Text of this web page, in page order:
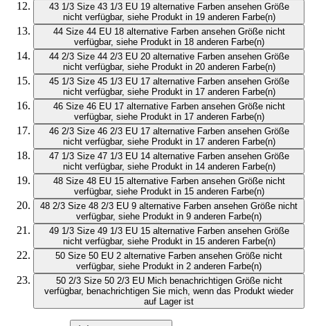
43 1/3 Size 43 1/3 EU 19 alternative Farben ansehen Größe
nicht verfügbar, siehe Produkt in 19 anderen Farbe(n)
44 Size 44 EU 18 alternative Farben ansehen Größe nicht
verfügbar, siehe Produkt in 18 anderen Farbe(n)
44 2/3 Size 44 2/3 EU 20 alternative Farben ansehen Größe
nicht verfügbar, siehe Produkt in 20 anderen Farbe(n)
45 1/3 Size 45 1/3 EU 17 alternative Farben ansehen Größe
nicht verfügbar, siehe Produkt in 17 anderen Farbe(n)
46 Size 46 EU 17 alternative Farben ansehen Größe nicht
verfügbar, siehe Produkt in 17 anderen Farbe(n)
46 2/3 Size 46 2/3 EU 17 alternative Farben ansehen Größe
nicht verfügbar, siehe Produkt in 17 anderen Farbe(n)
47 1/3 Size 47 1/3 EU 14 alternative Farben ansehen Größe
nicht verfügbar, siehe Produkt in 14 anderen Farbe(n)
48 Size 48 EU 15 alternative Farben ansehen Größe nicht
verfügbar, siehe Produkt in 15 anderen Farbe(n)
48 2/3 Size 48 2/3 EU 9 alternative Farben ansehen Größe nicht
verfügbar, siehe Produkt in 9 anderen Farbe(n)
49 1/3 Size 49 1/3 EU 15 alternative Farben ansehen Größe
nicht verfügbar, siehe Produkt in 15 anderen Farbe(n)
50 Size 50 EU 2 alternative Farben ansehen Größe nicht
verfügbar, siehe Produkt in 2 anderen Farbe(n)
50 2/3 Size 50 2/3 EU Mich benachrichtigen Größe nicht
verfügbar, benachrichtigen Sie mich, wenn das Produkt wieder
auf Lager ist